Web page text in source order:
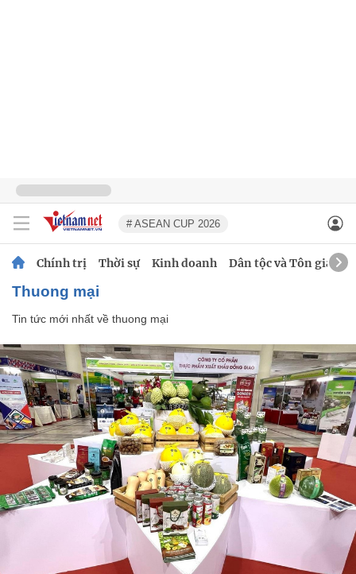
# ASEAN CUP 2026
Chính trị Thời sự Kinh doanh Dân tộc và Tôn giáo
thuong mại
Tin tức mới nhất về thuong mại